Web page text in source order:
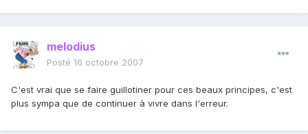
melodius
Posté 16 octobre 2007
C'est vrai que se faire guillotiner pour ces beaux principes, c'est
plus sympa que de continuer à vivre dans l'erreur.